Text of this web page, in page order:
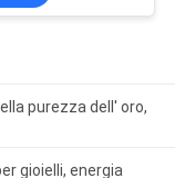
purezza dell' oro,
gioielli, energia